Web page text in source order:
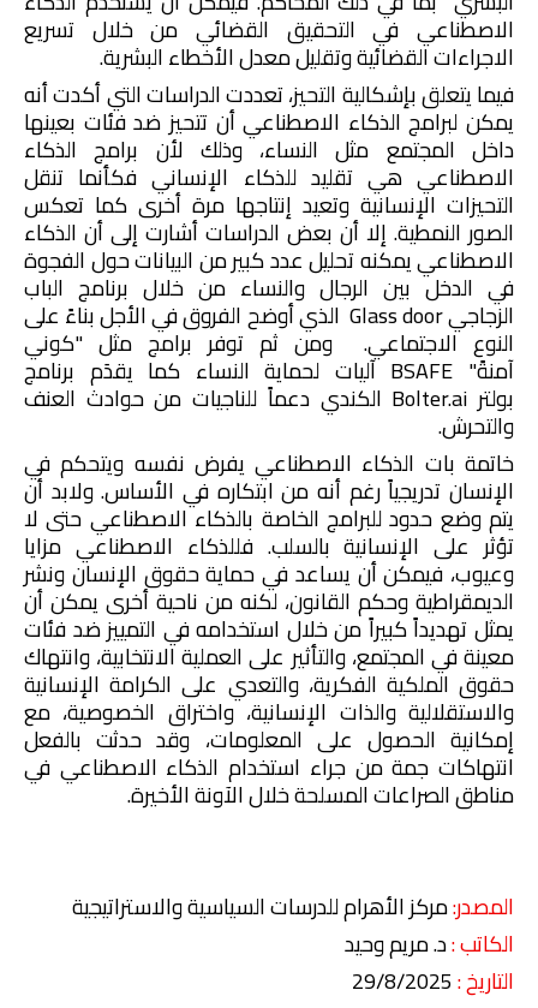
الاصطناعي في التحقيق القضائي من خلال تسريع
الاجراءات القضائية وتقليل معدل الأخطاء البشرية.
فيما يتعلق بإشكالية التحيز، تعددت الدراسات التي أكدت أنه
يمكن لبرامج الذكاء الاصطناعي أن تتحيز ضد فئات بعينها
داخل المجتمع مثل النساء، وذلك لأن برامج الذكاء
الاصطناعي هي تقليد للذكاء الإنساني فكأنما تنقل
التحيزات الإنسانية وتعيد إنتاجها مرة أخرى كما تعكس
الصور النمطية. إلا أن بعض الدراسات أشارت إلى أن الذكاء
الاصطناعي يمكنه تحليل عدد كبير من البيانات حول الفجوة
في الدخل بين الرجال والنساء من خلال برنامج الباب
الزجاجيGlass door الذي أوضح الفروق في الأجل بناءً على
النوع الاجتماعي. ومن ثم توفر برامج مثل "كوني
آمنةً" BSAFE آليات لحماية النساء كما يقدَم برنامج
بولتر Bolter.ai الكندي دعماً للناجيات من حوادث العنف
والتحرش.
خاتمة بات الذكاء الاصطناعي يفرض نفسه ويتحكم في
الإنسان تدريجياً رغم أنه من ابتكاره في الأساس. ولابد أن
يتم وضع حدود للبرامج الخاصة بالذكاء الاصطناعي حتى لا
تؤثر على الإنسانية بالسلب. فللذكاء الاصطناعي مزايا
وعيوب، فيمكن أن يساعد في حماية حقوق الإنسان ونشر
الديمقراطية وحكم القانون، لكنه من ناحية أخرى يمكن أن
يمثل تهديداً كبيراًمن خلال استخدامه في التمييز ضد فئات
معينة في المجتمع، والتأثير على العملية الانتخابية، وانتهاك
حقوق الملكية الفكرية، والتعدي على الكرامة الإنسانية
والاستقلالية والذات الإنسانية، واختراق الخصوصية، مع
إمكانية الحصول على المعلومات، وقد حدثت بالفعل
انتهاكات جمة من جراء استخدام الذكاء الاصطناعي في
مناطق الصراعات المسلحة خلال الآونة الأخيرة.
المصدر:مركز الأهرام للدرسات السياسية والاستراتيجية
الكاتب :د. مريم وحيد
التاريخ :